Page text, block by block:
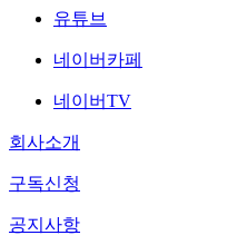
유튜브
네이버카페
네이버TV
회사소개
구독신청
공지사항